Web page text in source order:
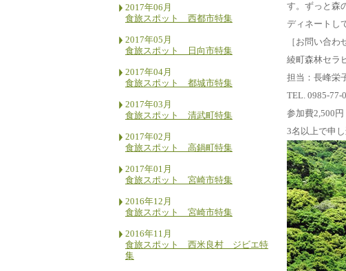
2017年06月
食旅スポット 西都市特集
2017年05月
食旅スポット 日向市特集
2017年04月
食旅スポット 都城市特集
2017年03月
食旅スポット 清武町特集
2017年02月
食旅スポット 高鍋町特集
2017年01月
食旅スポット 宮崎市特集
2016年12月
食旅スポット 宮崎市特集
2016年11月
食旅スポット 西米良村 ジビエ特
集
す。ずっと森
ディネートし
［お問い合わ
綾町森林セラ
担当：長峰
TEL. 0985-77-
参加費2,500
3名以上で申